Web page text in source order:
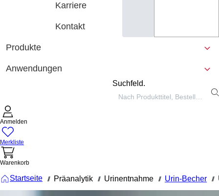
Karriere
Kontakt
Produkte
Anwendungen
Suchfeld.
Anmelden
Merkliste
Warenkorb
Startseite /// Präanalytik /// Urinentnahme /// Urin-Becher ///